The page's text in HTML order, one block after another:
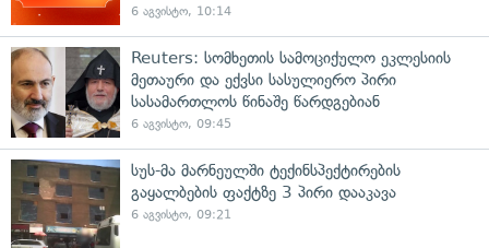
6 აგვისტო, 10:14
Reuters: სომხეთის სამოციქულო ეკლესიის
მეთაური და ექვსი სასულიერო პირი
სასამართლოს წინაშე წარდგებიან
6 აგვისტო, 09:45
სუს-მა მარნეულში ტექინსპექტირების
გაყალბების ფაქტზე 3 პირი დააკავა
6 აგვისტო, 09:21